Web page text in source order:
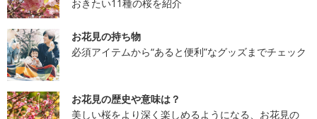
おきたい11種の桜を紹介
お花見の持ち物
必須アイテムから“あると便利”なグッズまでチェック
お花見の歴史や意味は？
美しい桜をより深く楽しめるようになる、お花見の